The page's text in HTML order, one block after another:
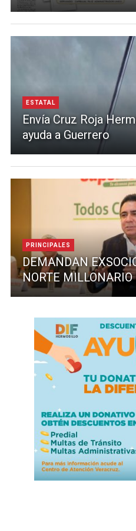
ESTATAL
Envía Cruz Roja
ayuda a Guerrero
PRINCIPALES
DEMANDAN
NORTE MILLONARIO